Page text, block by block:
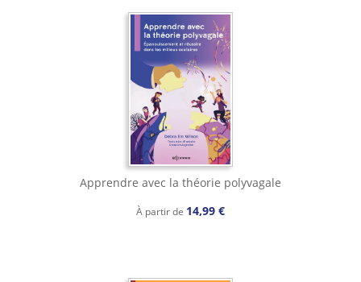
Apprendre avec la théorie polyvagale
À partir de 14,99 €